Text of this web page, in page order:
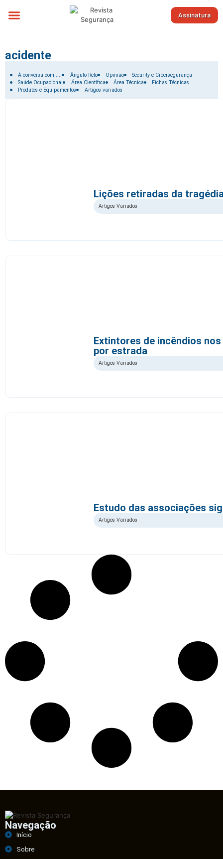
Assinatura
acidente
Filtrar por:
Á conversa com .... Ângulo Reto Opinião
Security e Cibersegurança
Saúde Ocupacional
Área Científica Área Técnica
Fichas Técnicas
Produtos e Equipamentos
Artigos variados
Lições retiradas da
Artigos Variados
Extintores de incêndios
por estrada
Artigos Variados
Estudo das associações
Artigos Variados
Navegação
Início
Sobre